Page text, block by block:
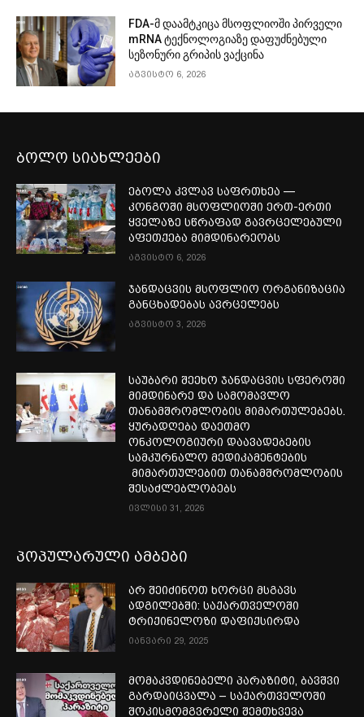
FDA-მ დაამტკიცა მსოფლიოში პირველი
mRNA ტექნოლოგიაზე დაფუძნებული
სეზონური გრიპის ვაქცინა
აგვისტო 6, 2026
ბოლო სიახლეები
ებოლა კვლავ საფრთხეა —
კონგოში მსოფლიოში ერთ-ერთი
ყველაზე სწრაფად გავრცელებული
აფეთქება მიმდინარეობს
აგვისტო 6, 2026
ჯანდაცვის მსოფლიო ორგანიზაცია
განცხადებას ავრცელებს
აგვისტო 3, 2026
საუბარი შეეხო ჯანდაცვის სფეროში
მიმდინარე და სამომავლო
თანამშრომლობის მიმართულებებს.
ყურადღება დაეთმო
ონკოლოგიური დაავადებების
სამკურნალო მედიკამენტების
მიმართულებით თანამშრომლობის
შესაძლებლობებს
ივლისი 31, 2026
პოპულარული ამბები
არ შეიძინოთ ხორცი მსგავს
ადგილებში: საქართველოში
ტრიქინელოზი დაფიქსირდა
იანვარი 29, 2025
მომაკვდინებელი პარაზიტი, ბავშვი
გარდაიცვალა – საქართველოში
შოკისმომგვრელი შემთხვევა